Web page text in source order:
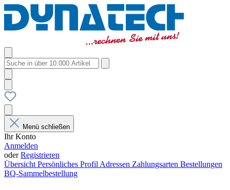
Menü schließen
Ihr Konto
Anmelden
oderRegistrieren
Übersicht Persönliches Profil Adressen Zahlungsarten Bestellungen
BQ-Sammelbestellung